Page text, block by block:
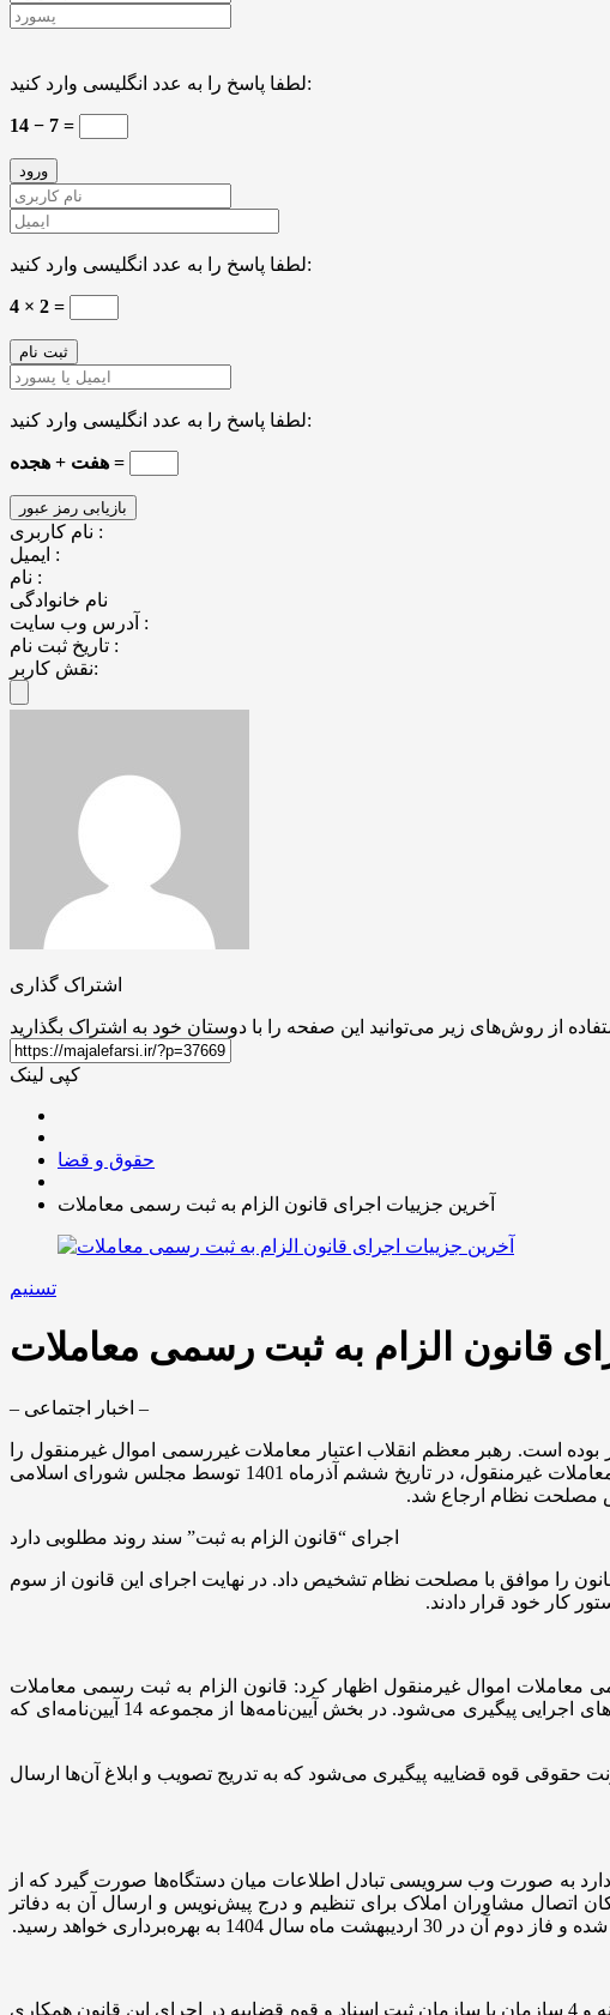
لطفا پاسخ را به عدد انگلیسی وارد کنید:
14 − 7 =
لطفا پاسخ را به عدد انگلیسی وارد کنید:
4 × 2 =
لطفا پاسخ را به عدد انگلیسی وارد کنید:
هفت + هجده =
نام کاربری :
ایمیل :
نام :
نام خانوادگی
آدرس وب سایت :
تاریخ ثبت نام :
نقش کاربر:
اشتراک گذاری
کپی لینک
حقوق و قضا
آخرین جزییات اجرای قانون الزام به ثبت رسمی معاملات
تسنیم
قانون الزام به ثبت رسمی معاملات
– اخبار اجتماعی –
است. رهبر معظم انقلاب اعتبار معاملات غیررسمی اموال غیرمنقول را
منشأ بزرگ فساد دانستند و بر لزوم سلب اعتبار از این‌گونه معاملات تأکید کردند. در همین راستا، قانون الزام به ثبت رسمی معاملات غیرمنقول، در تاریخ ششم آذرماه 1401 توسط مجلس شورای اسلامی
مصلحت نظام ارجاع شد.
اجرای “قانون الزام به ثبت” سند روند مطلوبی دارد
مصلحت نظام، پس از برگزاری جلسات متعدد و رفع موارد اختلافی سرانجام در تاریخ 26 اردیبهشت 1403 این قانون را موافق با مصلحت نظام تشخیص داد. در نهایت اجرای این قانون از سوم
معاملات اموال غیرمنقول اظهار کرد: قانون الزام به ثبت رسمی معاملات
اموال غیرمنقول در سه بخش مشخص تدوین و ابلاغ آیین‌نامه‌ها، اجرا و راه‌اندازی سامانه‌ها همچنین تکالیف و وظایف دستگاه‌های اجرایی پیگیری می‌شود. در بخش آیین‌نامه‌ها از مجموعه 14 آیین‌نامه‌ای که
نیز در معاونت حقوقی قوه قضاییه پیگیری می‌شود که به تدریج تصویب و ابلاغ آن‌ها ارسال
یا باید 67 سامانه ایجاد شود و یا اگر سامانه وجود دارد به صورت وب سرویسی تبادل اطلاعات میان دستگاه‌ها صورت گیرد که از
صورت 100 درصد ایجاد، راه‌اندازی و بهره‌برداری شده است؛ مثلاً براساس ماده 3 این قانون امکان اتصال مشاوران املاک برای تنظیم و درج پیش‌نویس و ارسال آن به دفاتر
معاون امور املاک و‌کاداستر سازمان ثبت اسناد و املاک کشور گفت: در بحث تکالیف و وظایف دستگاه‌های اجرایی، 6 وزارتخانه و 4 سازمان با سازمان ثبت اسناد و قوه قضاییه در اجرای این قانون همکاری